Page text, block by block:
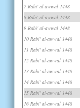
7 Rabi' al-awwal 1448
8 Rabi' al-awwal 1448
9 Rabi' al-awwal 1448
10 Rabi' al-awwal 1448
11 Rabi' al-awwal 1448
12 Rabi' al-awwal 1448
13 Rabi' al-awwal 1448
14 Rabi' al-awwal 1448
15 Rabi' al-awwal 1448
16 Rabi' al-awwal 1448